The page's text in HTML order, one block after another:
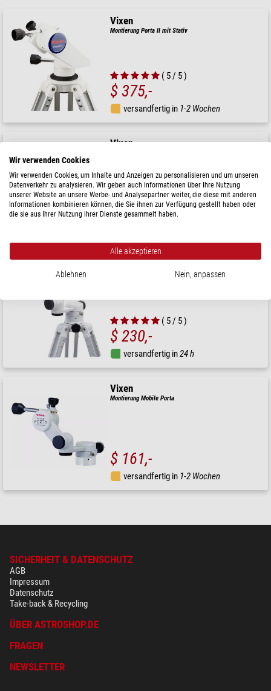
Vixen
Montierung Porta II mit Stativ
( 5 / 5 )
$ 375,-
versandfertig in 1-2 Wochen
Vixen
UVP: $ 790,-
Unser Preis:
$ 720,-
( 5 / 5 )
$ 230,-
versandfertig in24 h
Vixen
Montierung Mobile Porta
$ 161,-
versandfertig in 1-2 Wochen
SICHERHEIT & DATENSCHUTZ
AGB
Impressum
Datenschutz
Take-back & Recycling
ÜBER ASTROSHOP.DE
FRAGEN
NEWSLETTER
Wir verwenden Cookies
Wir verwenden Cookies, um Inhalte und Anzeigen zu personalisieren und um unseren
Datenverkehr zu analysieren. Wir geben auch Informationen über Ihre Nutzung
unserer Website an unsere Werbe- und Analysepartner weiter, die diese mit anderen
Informationen kombinieren können, die Sie ihnen zur Verfügung gestellt haben oder
die sie aus Ihrer Nutzung ihrer Dienste gesammelt haben.
Alle akzeptieren
Ablehnen Nein, anpassen